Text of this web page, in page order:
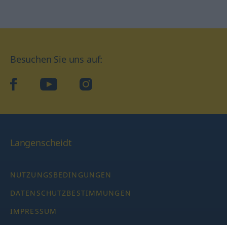
Besuchen Sie uns auf:
facebookYouTube Instagram
Langenscheidt
NUTZUNGSBEDINGUNGEN
DATENSCHUTZBESTIMMUNGEN
IMPRESSUM